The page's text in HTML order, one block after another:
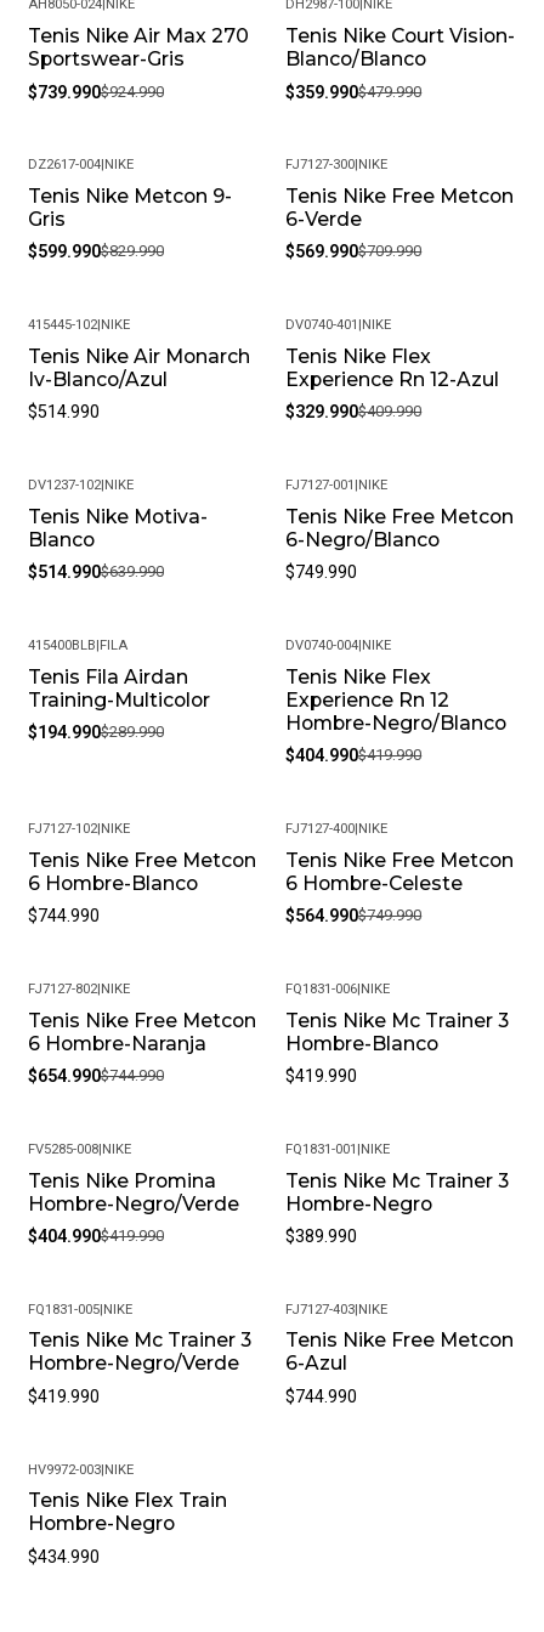
fabricación. Si encuentras algún inconveniente,
contáctanos y lo resolveremos.
¿Es posible cambiar la talla?
original.
¿Cuál es su política de devoluciones?
Si no estás satisfecho, contamos con una política de
devoluciones flexible. Queremos que tu experiencia de
-20%
AH8050-024| NIKE
Tenis Nike Air Max 270
Sportswear-Gris
$739.990$924.990
-25%
DH2987-100 NIKE
Tenis Nike Court Vision-
Blanco/Blanco
$359.990$479.990
-28%
DZ2617-004| NIKE
Tenis Nike Metcon 9-
Gris
$599.990$829.990
-20%
FJ7127-300 NIKE
Tenis Nike Free Metcon
6-Verde
$569.990$709.990
415445-102| NIKE
Tenis Nike Air Monarch
Iv-Blanco/Azul
$514.990
-20%
DV0740-401 NIKE
Tenis Nike Flex
Experience Rn 12-Azul
$329.990$409.990
-20%
DV1237-102| NIKE
Tenis Nike Motiva-
Blanco
$514.990$639.990
FJ7127-001 NIKE
Tenis Nike Free Metcon
6-Negro/Blanco
$749.990
-33%
415400BLB FILA
Tenis Fila Airdan
Training-Multicolor
$194.990$289.990
-4%
DV0740-004 NIKE
Tenis Nike Flex
Experience Rn 12
Hombre-Negro/Blanco
$404.990$419.990
FJ7127-102| NIKE
Tenis Nike Free Metcon
6 Hombre-Blanco
$744.990
-25%
FJ7127-400 NIKE
Tenis Nike Free Metcon
6 Hombre-Celeste
$564.990$749.990
-12%
FJ7127-802|NIKE
Tenis Nike Free Metcon
6 Hombre-Naranja
$654.990$744.990
FQ1831-006|NIKE
Tenis Nike Mc Trainer 3
Hombre-Blanco
$419.990
-4%
FV5285-008|NIKE
Tenis Nike Promina
Hombre-Negro/Verde
$404.990$419.990
FQ1831-001 |NIKE
Tenis Nike Mc Trainer 3
Hombre-Negro
$389.990
FQ1831-005|NIKE
Tenis Nike Mc Trainer 3
Hombre-Negro/Verde
$419.990
FJ7127-403|NIKE
Tenis Nike Free Metcon
6-Azul
$744.990
HV9972-003|NIKE
Tenis Nike Flex Train
Hombre-Negro
$434.990